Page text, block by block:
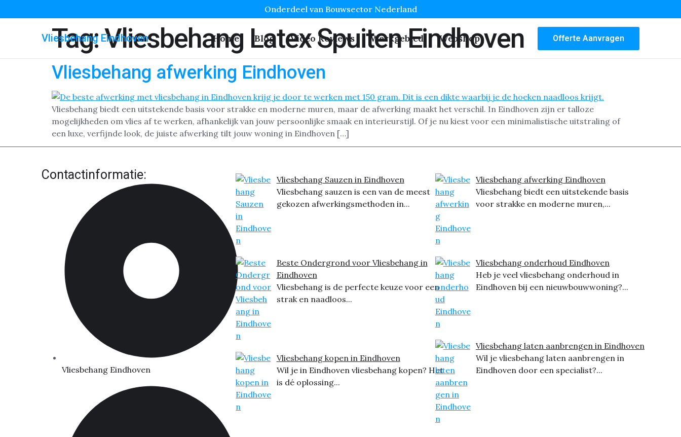
Onderdeel van Bouwsector Nederland
Vliesbehang Eindhoven Home Blog Video Reviews Werkgebied Webshop Offerte Aanvragen
Tag:Vliesbehang Latex Spuiten Eindhoven
Vliesbehang afwerking Eindhoven
Vliesbehang biedt een uitstekende basis voor strakke en moderne muren, maar de afwerking maakt het verschil. In Eindhoven zijn er talloze
mogelijkheden om vlies af te werken, afhankelijk van jouw persoonlijke smaak en interieurstijl. Of je nu kiest voor een minimalistische uitstraling of
een luxe, verfijnde look, de juiste afwerking tilt jouw woning in Eindhoven […]
Contactinformatie:
Vliesbehang Eindhoven
Vliesbehang Sauzen in Eindhoven
Vliesbehang sauzen is een van de meest
gekozen afwerkingsmethoden in...
Beste Ondergrond voor Vliesbehang in
Eindhoven
Vliesbehang is de perfecte keuze voor een
strak en naadloos...
Vliesbehang kopen in Eindhoven
Wil je in Eindhoven vliesbehang kopen? Het
is dé oplossing...
Vliesbehang afwerking Eindhoven
Vliesbehang biedt een uitstekende basis
voor strakke en moderne muren,...
Vliesbehang onderhoud Eindhoven
Heb je veel vliesbehang onderhoud in
Eindhoven bij een nieuwbouwwoning?...
Vliesbehang laten aanbrengen in Eindhoven
Wil je vliesbehang laten aanbrengen in
Eindhoven door een specialist?...